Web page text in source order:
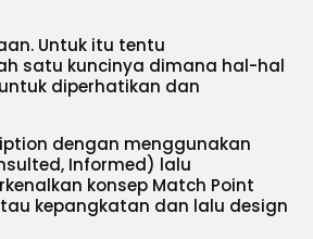
Untuk itu tentu
satu kuncinya dimana hal-hal
diperhatikan dan
dengan menggunakan
Informed) lalu
konsep Match Point
kepangkatan dan lalu design